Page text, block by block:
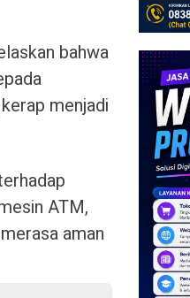
bahwa
menjadi
ATM,
aman